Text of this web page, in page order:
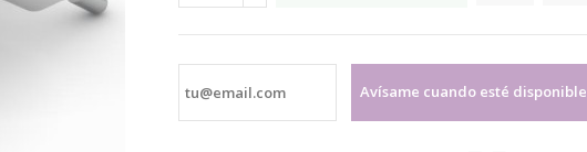
Avísame cuando esté disponible